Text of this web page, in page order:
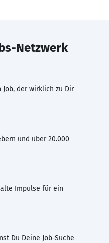
Netzwerk
Job, der wirklich zu Dir
und über 20.000
Impulse für ein
Du Deine Job-Suche